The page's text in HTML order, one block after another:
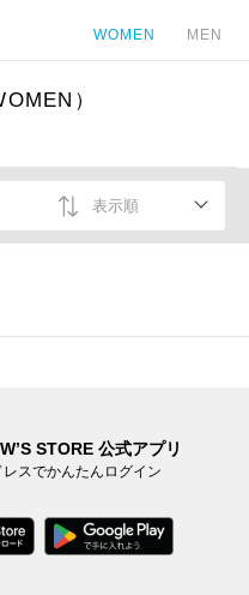
WOMEN MEN
）
表示順
STORE 公式アプリ
スでかんたんログイン